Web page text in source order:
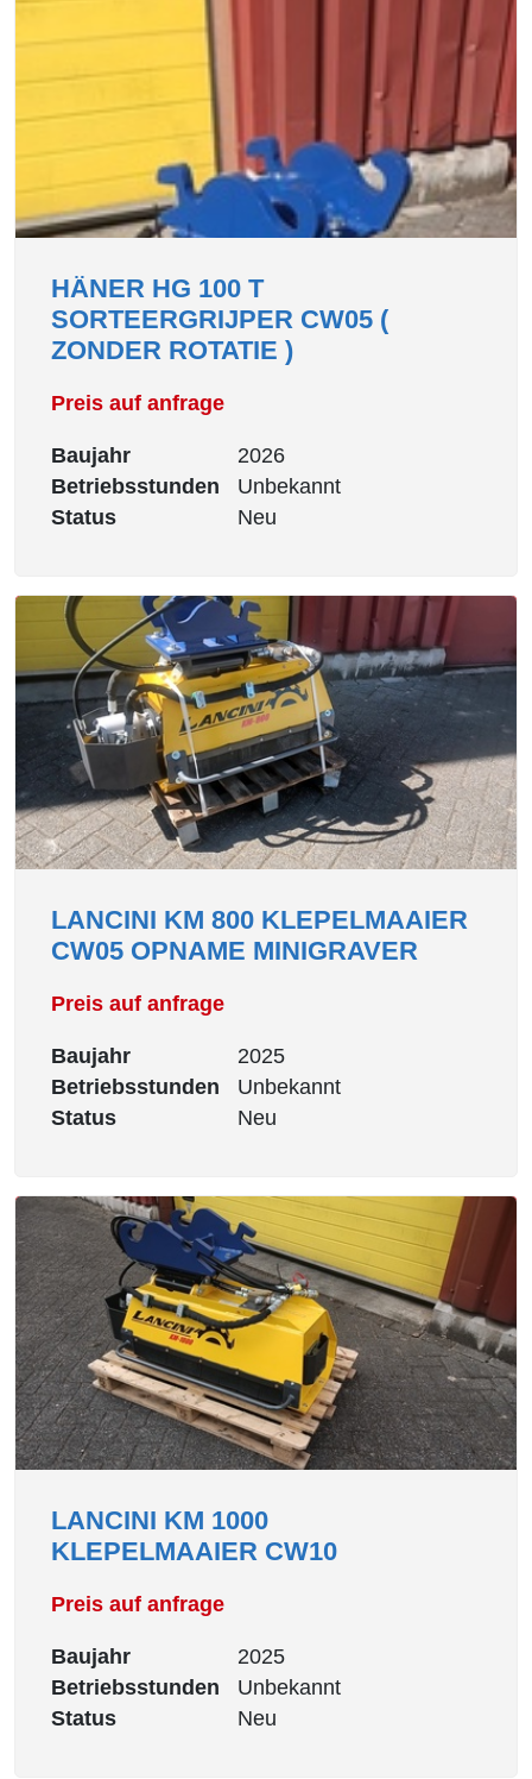
HÄNER HG 100 T
SORTEERGRIJPER CW05 (
ZONDER ROTATIE )
Preis auf anfrage
Baujahr
2026
Betriebsstunden
Unbekannt
Status
Neu
LANCINI KM 800 KLEPELMAAIER
CW05 OPNAME MINIGRAVER
Preis auf anfrage
Baujahr
2025
Betriebsstunden
Unbekannt
Status
Neu
LANCINI KM 1000
KLEPELMAAIER CW10
Preis auf anfrage
Baujahr
2025
Betriebsstunden
Unbekannt
Status
Neu